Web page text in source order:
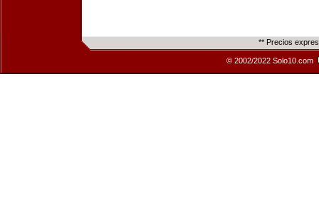
** Precios
© 2002/2022 Solo10.com